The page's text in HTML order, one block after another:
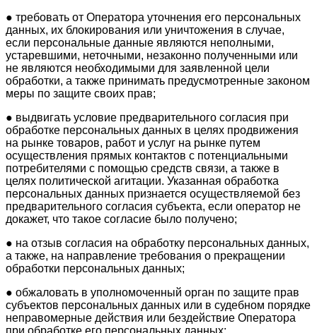
● требовать от Оператора уточнения его персональных
данных, их блокирования или уничтожения в случае,
если персональные данные являются неполными,
устаревшими, неточными, незаконно полученными или
не являются необходимыми для заявленной цели
обработки, а также принимать предусмотренные законом
меры по защите своих прав;
● выдвигать условие предварительного согласия при
обработке персональных данных в целях продвижения
на рынке товаров, работ и услуг на рынке путем
осуществления прямых контактов с потенциальными
потребителями с помощью средств связи, а также в
целях политической агитации. Указанная обработка
персональных данных признается осуществляемой без
предварительного согласия субъекта, если оператор не
докажет, что такое согласие было получено;
● на отзыв согласия на обработку персональных данных,
а также, на направление требования о прекращении
обработки персональных данных;
● обжаловать в уполномоченный орган по защите прав
субъектов персональных данных или в судебном порядке
неправомерные действия или бездействие Оператора
при обработке его персональных данных;